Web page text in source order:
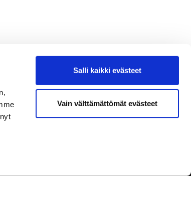
Salli kaikki evästeet
Vain välttämättömät evästeet